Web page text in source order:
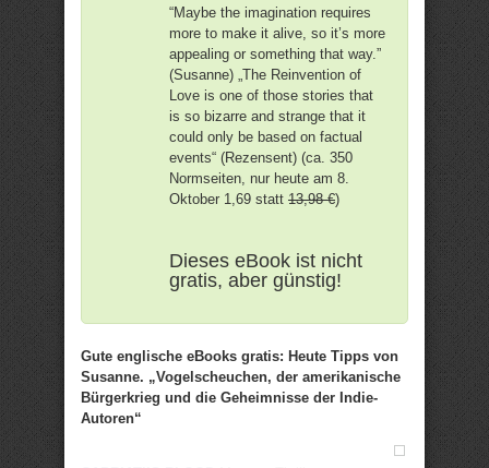
“Maybe the imagination requires
more to make it alive, so it’s more
appealing or something that way.”
(Susanne) „The Reinvention of
Love is one of those stories that
is so bizarre and strange that it
could only be based on factual
events“ (Rezensent) (ca. 350
Normseiten, nur heute am 8.
Oktober 1,69 statt 13,98 €)
Dieses eBook ist nicht
gratis, aber günstig!
Gute englische eBooks gratis: Heute Tipps von
Susanne. „Vogelscheuchen, der amerikanische
Bürgerkrieg und die Geheimnisse der Indie-
Autoren“